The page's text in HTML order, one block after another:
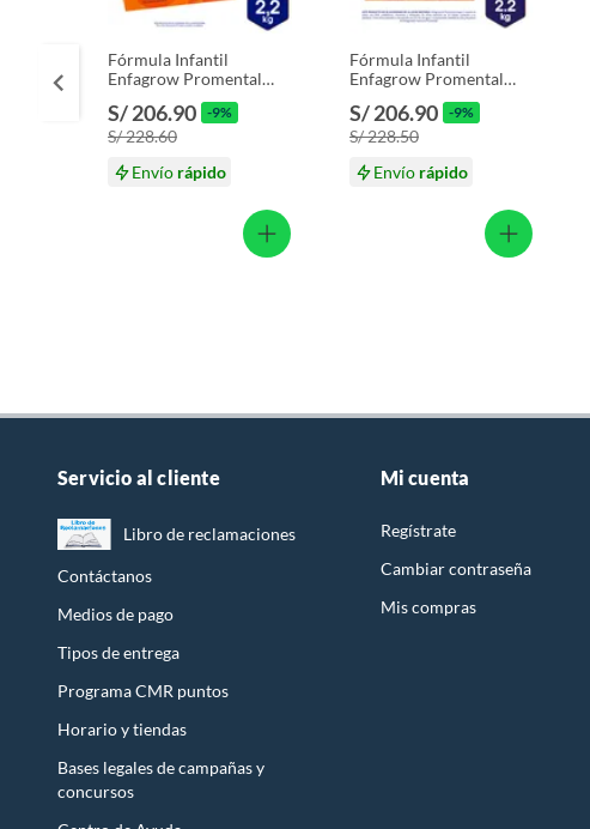
Fórmula Infantil
Enfagrow Promental
S/ 206.90 -9%
S/ 228.60
Envío rápido
Fórmula Infantil
Enfagrow Promental
Vainilla Caja 2.2 Kg
S/ 206.90 -9%
S/ 228.50
Envío rápido
Servicio al cliente
Libro de reclamaciones
Contáctanos
Medios de pago
Tipos de entrega
Programa CMR puntos
Horario y tiendas
Bases legales de campañas y
concursos
Mi cuenta
Regístrate
Cambiar contraseña
Mis compras